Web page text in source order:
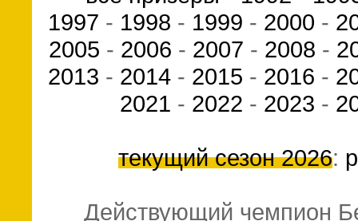
1997 - 1998 - 1999 - 2000 -
2005 - 2006 - 2007 - 2008 -
2013 - 2014 - 2015 - 2016 -
2021 - 2022 - 2023 -
текущий сезон 2026:
Действующий чемпион